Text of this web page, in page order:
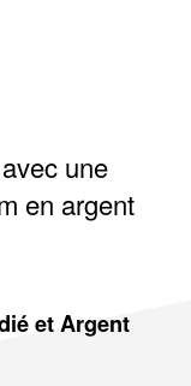
une
en argent
et Argent